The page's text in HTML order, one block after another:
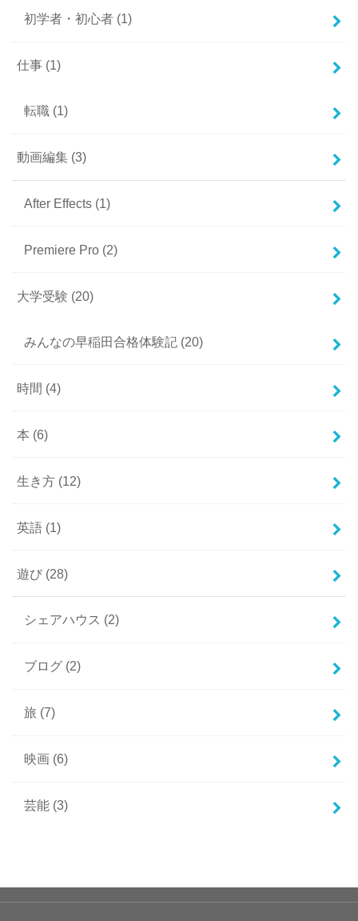
初学者・初心者 (1)
仕事 (1)
転職 (1)
動画編集 (3)
After Effects (1)
Premiere Pro (2)
大学受験 (20)
みんなの早稲田合格体験記 (20)
時間 (4)
本 (6)
生き方 (12)
英語 (1)
遊び (28)
シェアハウス (2)
ブログ (2)
旅 (7)
映画 (6)
芸能 (3)